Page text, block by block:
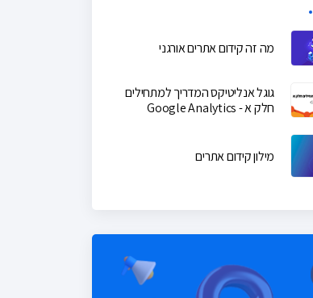
מה זה קידום אתרים אורגני
גוגל אנליטיקס המדריך למתחילים
חלק א - Google Analytics
מילון קידום אתרים